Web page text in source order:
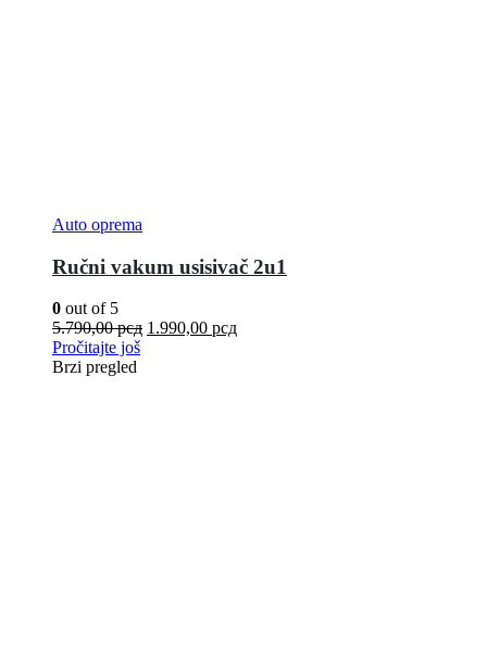
Auto oprema
Ručni vakum usisivač 2u1
0 out of 5
5.790,00рсд 1.990,00 рсд
Pročitajte još
Brzi pregled